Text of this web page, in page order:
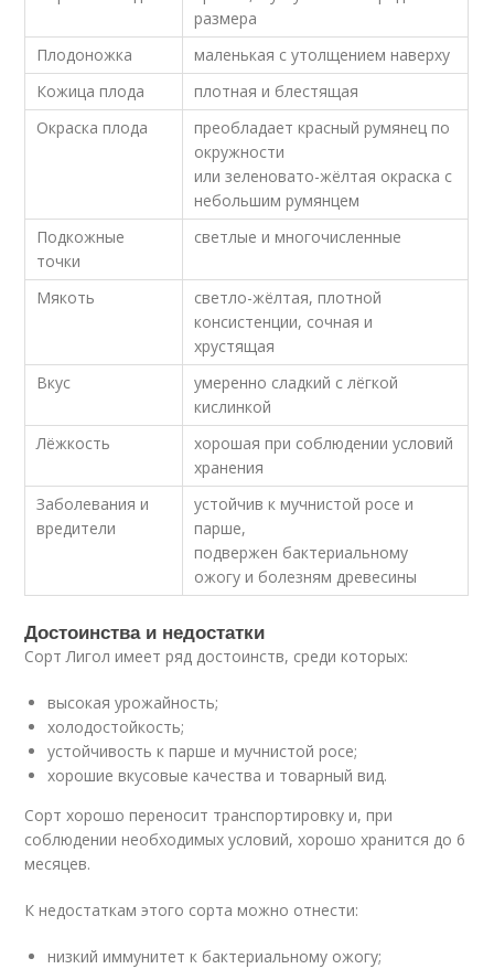
размера
Плодоножка
маленькая с утолщением наверху
Кожица плода
плотная и блестящая
Окраска плода
преобладает красный румянец по
окружности
или зеленовато-жёлтая окраска с
небольшим румянцем
Подкожные
точки
светлые и многочисленные
Мякоть
светло-жёлтая, плотной
консистенции, сочная и
хрустящая
Вкус
умеренно сладкий с лёгкой
кислинкой
Лёжкость
хорошая при соблюдении условий
хранения
Заболевания и
вредители
устойчив к мучнистой росе и
парше,
подвержен бактериальному
ожогу и болезням древесины
Достоинства и недостатки
Сорт Лигол имеет ряд достоинств, среди которых:
высокая урожайность;
холодостойкость;
устойчивость к парше и мучнистой росе;
хорошие вкусовые качества и товарный вид.
Сорт хорошо переносит транспортировку и, при
соблюдении необходимых условий, хорошо хранится до 6
месяцев.
К недостаткам этого сорта можно отнести:
низкий иммунитет к бактериальному ожогу;